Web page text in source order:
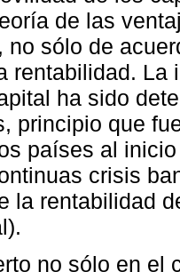
de las
no sólo de
rentabilidad. La
ha sido
principio que
países al
crisis
la rentabilidad
no sólo en el